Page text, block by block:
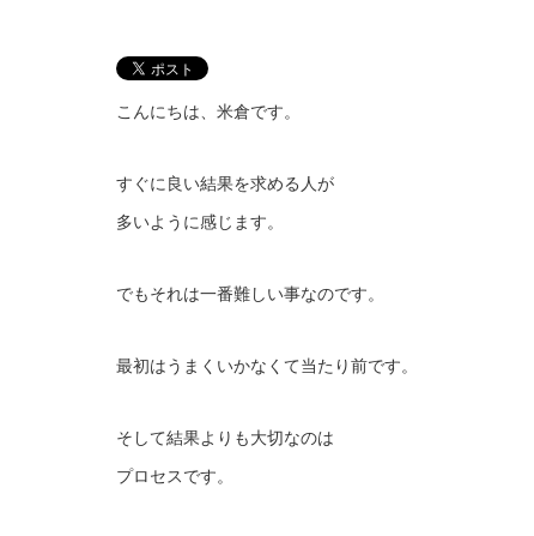
こんにちは、米倉です。
すぐに良い結果を求める人が
多いように感じます。
でもそれは一番難しい事なのです。
最初はうまくいかなくて当たり前です。
そして結果よりも大切なのは
プロセスです。